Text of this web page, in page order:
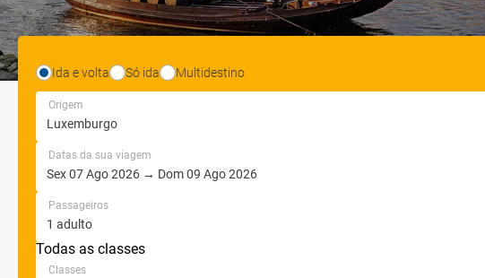
Ida e volta Só ida Multidestino
Origem
Datas da sua viagem
Passageiros
Todas as classes
Classes